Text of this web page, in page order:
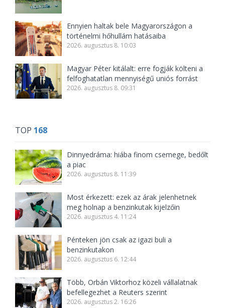
Ennyien haltak bele Magyarországon a
történelmi hőhullám hatásaiba
2026. augusztus 8. 10:03
Magyar Péter kitálalt: erre fogják költeni a
felfoghatatlan mennyiségű uniós forrást
2026. augusztus 8. 09:31
TOP 168
Dinnyedráma: hiába finom csemege, bedőlt
a piac
2026. augusztus 8. 11:39
Most érkezett: ezek az árak jelenhetnek
meg holnap a benzinkutak kijelzőin
2026. augusztus 4. 11:24
Pénteken jön csak az igazi buli a
benzinkutakon
2026. augusztus 6. 12:44
Több, Orbán Viktorhoz közeli vállalatnak
befellegezhet a Reuters szerint
2026. augusztus 2. 16:26